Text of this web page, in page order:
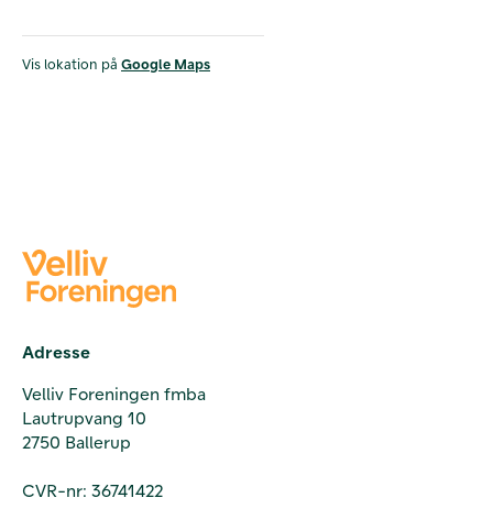
Vis lokation på Google Maps
Adresse
Velliv Foreningen fmba
Lautrupvang 10
2750 Ballerup
CVR-nr: 36741422